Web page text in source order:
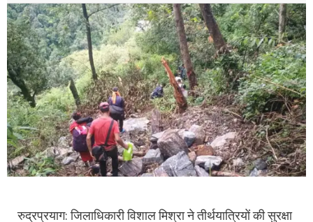
रुद्रप्रयाग: जिलाधिकारी विशाल मिश्रा ने तीर्थयात्रियों की सुरक्षा